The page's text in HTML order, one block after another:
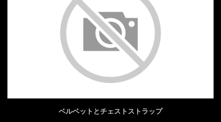
ベルベットとチェストストラップ